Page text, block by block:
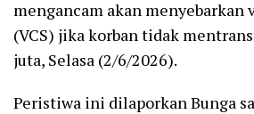
mengancam akan menyebarkan
(VCS) jika korban tidak
juta, Selasa (2/6/2026).
Peristiwa ini dilaporkan Bunga